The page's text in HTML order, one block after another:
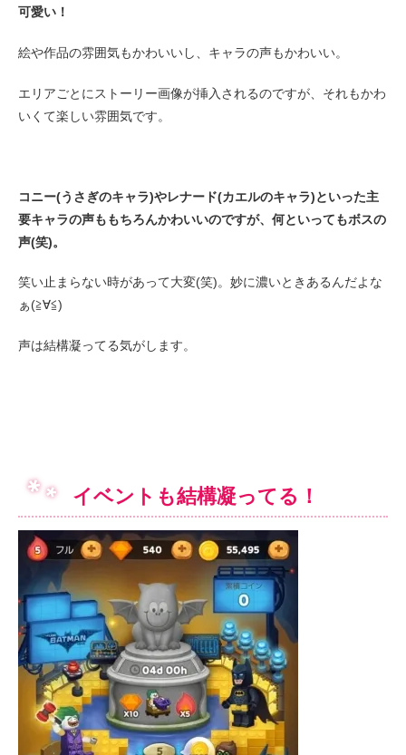
可愛い！
絵や作品の雰囲気もかわいいし、キャラの声もかわいい。
エリアごとにストーリー画像が挿入されるのですが、それもかわ
いくて楽しい雰囲気です。
コニー(うさぎのキャラ)やレナード(カエルのキャラ)といった主
要キャラの声ももちろんかわいいのですが、何といってもボスの
声(笑)。
笑い止まらない時があって大変(笑)。妙に濃いときあるんだよな
ぁ(≧∀≦)
声は結構凝ってる気がします。
イベントも結構凝ってる！